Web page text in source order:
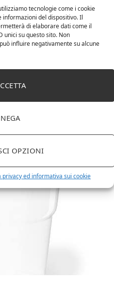
tecnologie come i cookie
del dispositivo. Il
di elaborare dati come il
unici su questo sito. Non
influire negativamente su alcune
NEGA
OPZIONI
ed informativa sui cookie